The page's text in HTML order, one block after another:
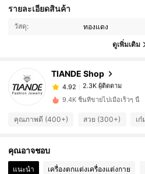
รายละเอียดสินค้า
วัสดุ: ทองแดง
ดูเพิ่มเติม
TIANDE Shop
4.92
2.3K ผู้ติดตาม
4.92
2.3K ผู้ติดตาม
t***5ตาม1 วันที่ผ่านมา
4.92
2.3K ผู้ติดตาม
4.92 2.3K ผู้ติดตาม
9.4K ชิ้นที่ขายไปเมื่อเร็วๆ นี้
คุณภาพดี (400+) สวย (300+) เ
คุณอาจชอบ
แนะนำ เครื่องตกแต่งเครื่องแต่งกาย